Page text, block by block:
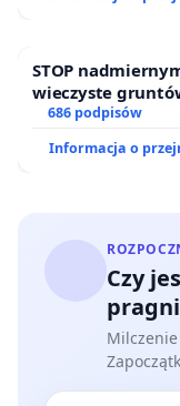
STOP
wieczyste
ogrody działkowe.
686 podpisów
Informacja o
Czy